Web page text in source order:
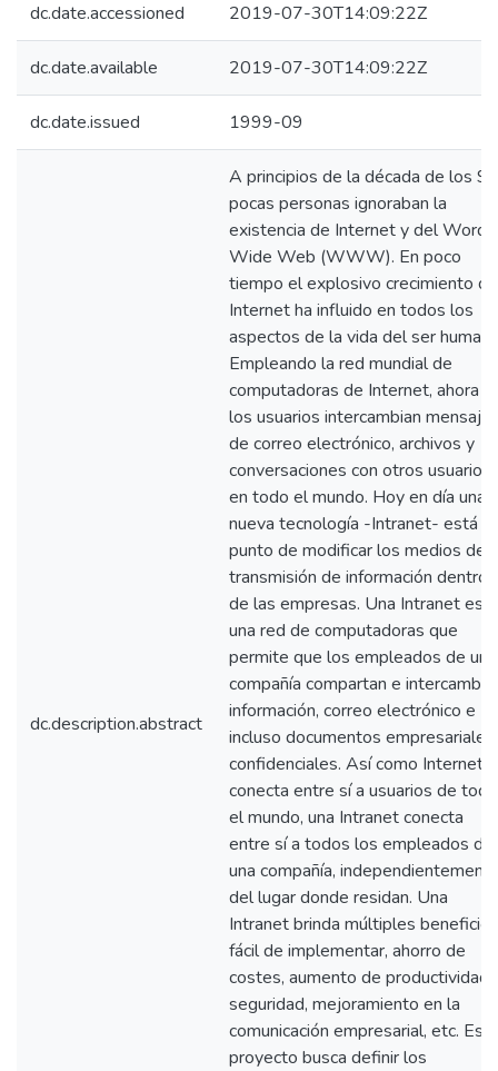
dc.date.accessioned 2019-07-30T14:09:22Z
dc.date.available 2019-07-30T14:09:22Z
dc.date.issued 1999-09
dc.description.abstract
A principios de la década de los
pocas personas ignoraban la
existencia de Internet y del Word
Wide Web (WWW). En poco
tiempo el explosivo crecimiento de
Internet ha influido en todos los
aspectos de la vida del ser
Empleando la red mundial de
computadoras de Internet, ahora
los usuarios intercambian
de correo electrónico, archivos y
conversaciones con otros usuarios
en todo el mundo. Hoy en día una
nueva tecnología -Intranet- está a
punto de modificar los medios de
transmisión de información dentro
de las empresas. Una Intranet es
una red de computadoras que
permite que los empleados de una
compañía compartan e
información, correo electrónico e
incluso documentos empresariales
confidenciales. Así como Internet
conecta entre sí a usuarios de todo
el mundo, una Intranet conecta
entre sí a todos los empleados de
una compañía,
del lugar donde residan. Una
Intranet brinda múltiples
fácil de implementar, ahorro de
costes, aumento de productividad,
seguridad, mejoramiento en la
comunicación empresarial, etc.
proyecto busca definir los